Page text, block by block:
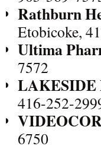
Rathburn
Etobicoke,
Ultima
7572
LAKESIDE
416-252-
6750